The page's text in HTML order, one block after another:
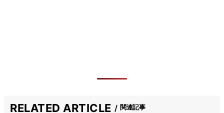
RELATED ARTICLE 関連記事